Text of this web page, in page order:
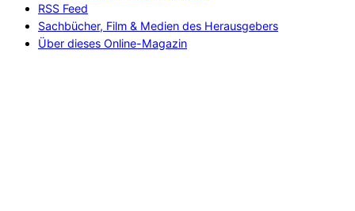
RSS Feed
Sachbücher, Film & Medien des Herausgebers
Über dieses Online-Magazin